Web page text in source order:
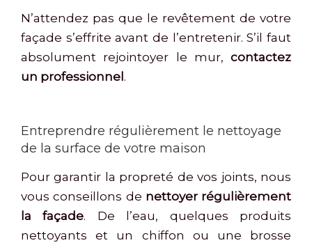
N’attendez pas que le revêtement de votre
façade s’effrite avant de l’entretenir. S’il faut
absolument rejointoyer le mur, contactez
un professionnel.
Entreprendre régulièrement le nettoyage
de la surface de votre maison
Pour garantir la propreté de vos joints, nous
vous conseillons de nettoyer régulièrement
la façade. De l’eau, quelques produits
nettoyants et un chiffon ou une brosse